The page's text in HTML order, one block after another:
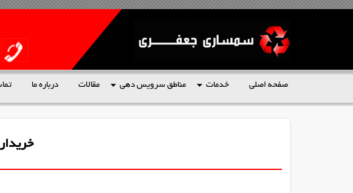
صفحه اصلی خدمات مناطق سرویس دهی مقالات درباره ما